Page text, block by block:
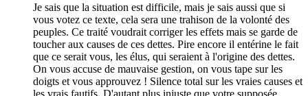
Je sais que la situation est difficile, mais je sais aussi que si
vous votez ce texte, cela sera une trahison de la volonté des
peuples. Ce traité voudrait corriger les effets mais se garde de
toucher aux causes de ces dettes. Pire encore il entérine le fait
que ce serait vous, les élus, qui seraient à l'origine des dettes.
On vous accuse de mauvaise gestion, on vous tape sur les
doigts et vous approuvez ! Silence total sur les vraies causes et
les vrais fautifs. D'autant plus injuste que votre supposée